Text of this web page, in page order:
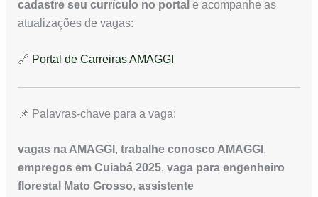
cadastre seu currículo no portal e acompanhe as
atualizações de vagas:
🔗 Portal de Carreiras AMAGGI
📌 Palavras-chave para a vaga:
vagas na AMAGGI , trabalhe conosco AMAGGI ,
empregos em Cuiabá 2025, vaga para engenheiro
florestal Mato Grosso, assistente